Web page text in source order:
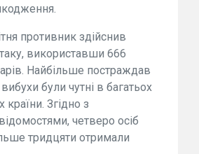
противник здійснив
використавши 666
Найбільше постраждав
були чутні в багатьох
країни. Згідно з
четверо осіб
тридцяти отримали